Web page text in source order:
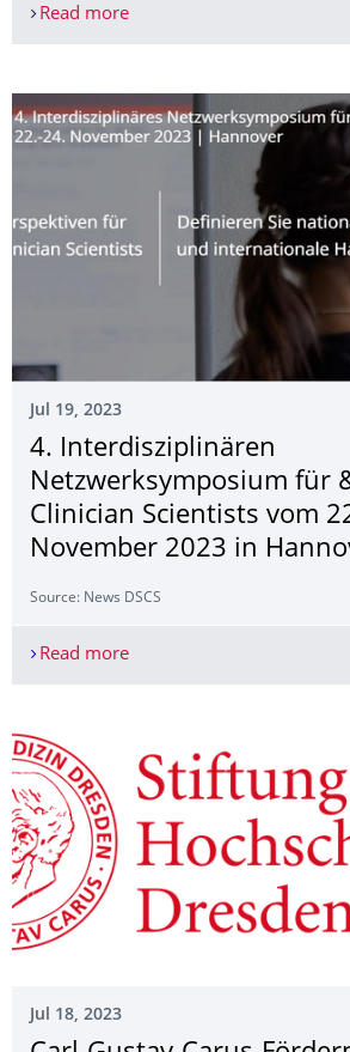
Read moreAsk me anything - „Wenn
Jul 19, 2023
4. Interdisziplinären
Netzwerksymposium für
Clinician Scientists vom
November 2023 in
Source: News DSCS
Read more4. Interdisziplinären
Jul 18, 2023